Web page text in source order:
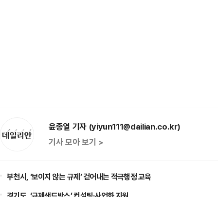
윤종열 기자 (yiyun111@dailian.co.kr)
기사 모아 보기 >
부천시, ‘보이지 않는 규제’ 걷어내는 적극행정 교육